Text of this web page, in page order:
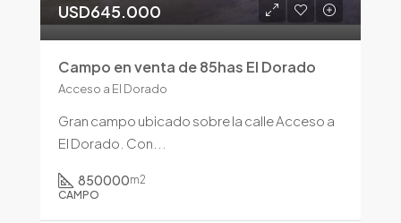
USD645.000
Campo en venta de 85has El Dorado
Acceso a El Dorado
Gran campo ubicado sobre la calle Acceso a
El Dorado. Con...
850000m2
CAMPO